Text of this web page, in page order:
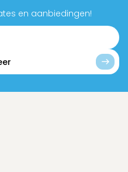
en aanbiedingen!